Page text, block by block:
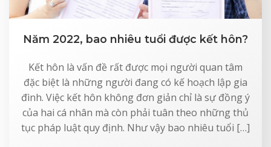
Năm 2022, bao nhiêu tuổi được kết hôn?
Kết hôn là vấn đề rất được mọi người quan tâm
đặc biệt là những người đang có kế hoạch lập gia
đình. Việc kết hôn không đơn giản chỉ là sự đồng ý
của hai cá nhân mà còn phải tuân theo những thủ
tục pháp luật quy định. Như vậy bao nhiêu tuổi […]